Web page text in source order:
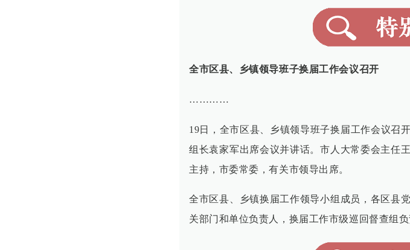
全市区县、乡镇领导班子换届工作会议召开
…………
19日，全市区县、乡镇领导班子换届工作会议召
组长袁家军出席会议并讲话。市人大常委会主任
主持，市委常委，有关市领导出席。
全市区县、乡镇换届工作领导小组成员，各区县
关部门和单位负责人，换届工作市级巡回督查组负